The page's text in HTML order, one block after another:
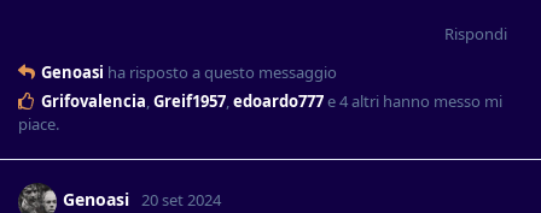
Rispondi
Genoasi ha risposto a questo messaggio
Grifovalencia Greif1957 edoardo777e4altri hanno messo mi
piace.
Genoasi 20 set 2024